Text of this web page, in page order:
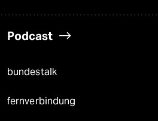
Podcast
bundestalk
fernverbindung